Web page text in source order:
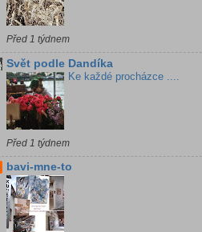
Před 1 týdnem
Svět podle Dandíka
Ke každé procházce ....
Před 1 týdnem
bavi-mne-to